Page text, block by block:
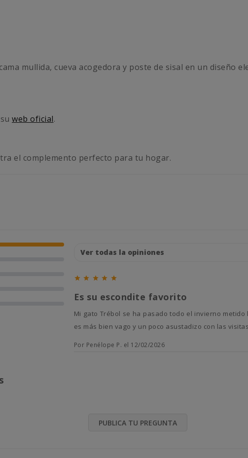
mullida, cueva acogedora y poste de sisal en un diseño
web oficial.
el complemento perfecto para tu hogar.
    
Es su escondite favorito
Mi gato Trébol se ha pasado todo el invierno metido la cueva de este rascador, calentito y feliz. Es ideal para él, que
es más bien vago y un poco asustadizo con las
Por Penélope P. el 12/02/2026
PUBLICA TU PREGUNTA